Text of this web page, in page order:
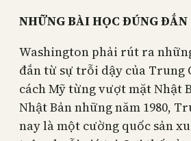
NHỮNG BÀI HỌC ĐÚNG ĐẮN
Washington phải rút ra
đắn từ sự trỗi dậy của Trung
cách Mỹ từng vượt mặt Nhật
Nhật Bản những năm 1980,
nay là một cường quốc sản